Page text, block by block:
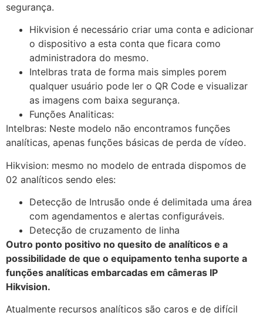
segurança.
Hikvision é necessário criar uma conta e adicionar
o dispositivo a esta conta que ficara como
administradora do mesmo.
Intelbras trata de forma mais simples porem
qualquer usuário pode ler o QR Code e visualizar
as imagens com baixa segurança.
Funções Analiticas:
Intelbras: Neste modelo não encontramos funções
analíticas, apenas funções básicas de perda de vídeo.
Hikvision: mesmo no modelo de entrada dispomos de
02 analíticos sendo eles:
Detecção de Intrusão onde é delimitada uma área
com agendamentos e alertas configuráveis.
Detecção de cruzamento de linha
Outro ponto positivo no quesito de analíticos e a
possibilidade de que o equipamento tenha suporte a
funções analíticas embarcadas em câmeras IP
Hikvision.
Atualmente recursos analíticos são caros e de difícil